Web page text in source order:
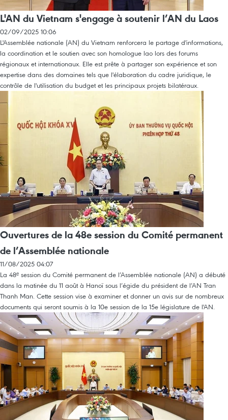
L'AN du Vietnam s'engage à soutenir l’AN du Laos
02/09/2025 10:06
L'Assemblée nationale (AN) du Vietnam renforcera le partage d'informations,
la coordination et le soutien avec son homologue lao lors des forums
régionaux et internationaux. Elle est prête à partager son expérience et son
expertise dans des domaines tels que l'élaboration du cadre juridique, le
contrôle de l'utilisation du budget et les principaux projets bilatéraux.
Ouvertures de la 48e session du Comité permanent
de l’Assemblée nationale
11/08/2025 04:07
La 48ᵉ session du Comité permanent de l’Assemblée nationale (AN) a débuté
dans la matinée du 11 août à Hanoï sous l’égide du président de l’AN Tran
Thanh Man. Cette session vise à examiner et donner un avis sur de nombreux
documents qui seront soumis à la 10e session de la 15e législature de l'AN.